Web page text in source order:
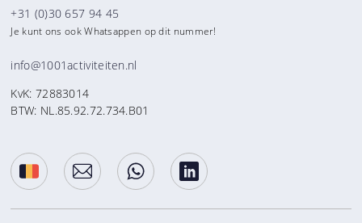
+31 (0)30 657 94 45
Je kunt ons ook Whatsappen op dit nummer!
info@1001activiteiten.nl
KvK: 72883014
BTW: NL.85.92.72.734.B01